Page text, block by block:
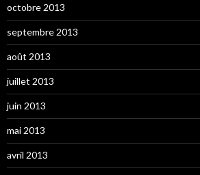
octobre 2013
septembre 2013
août 2013
juillet 2013
juin 2013
mai 2013
avril 2013